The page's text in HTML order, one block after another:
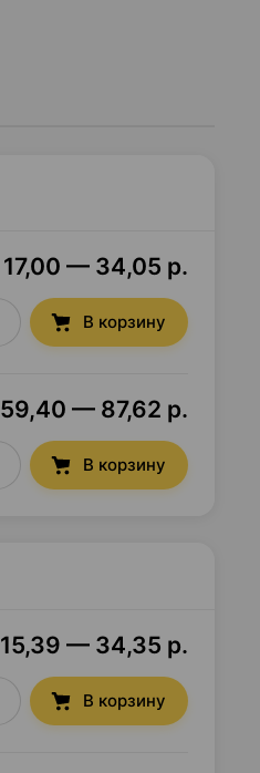
17,00 — 34,05 р.
В корзину
59,40 — 87,62 р.
В корзину
15,39 — 34,35 р.
В корзину